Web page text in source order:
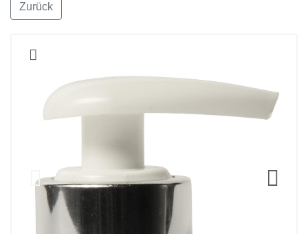
Zurück